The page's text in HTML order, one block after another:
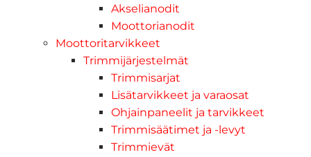
Akselianodit
Moottorianodit
Moottoritarvikkeet
Trimmijärjestelmät
Trimmisarjat
Lisätarvikkeet ja varaosat
Ohjainpaneelit ja tarvikkeet
Trimmisäätimet ja -levyt
Trimmievät